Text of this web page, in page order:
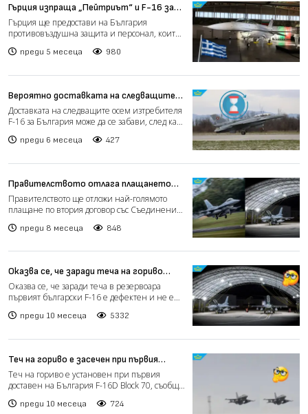
Гърция изпраща „Пейтриът“ и F-16 за
защита на България
Гърция ще предостави на България
противовъздушна защита и персонал, които
преди 5 месеца 980
Вероятно доставката на следващите
F-16 ще се забави
Доставката на следващите осем изтребителя
F-16 за България може да се забави, след като
преди 6 месеца 427
Правителството отлага плащането
от 361 млн. евро за изтребителите F-
16
Правителството ще отложи най-голямото
плащане по втория договор със Съединените
преди 8 месеца 848
Оказва се, че заради теча на гориво
първият български F-16 е дефектен и не
може да лети
Оказва се, че заради теча в резервоара
първият български F-16 е дефектен и не е
преди 10 месеца 5332
Теч на гориво е засечен при първия
български F-16
Теч на гориво е установен при първия
доставен на България F-16D Block 70, съобщи
преди 10 месеца 724